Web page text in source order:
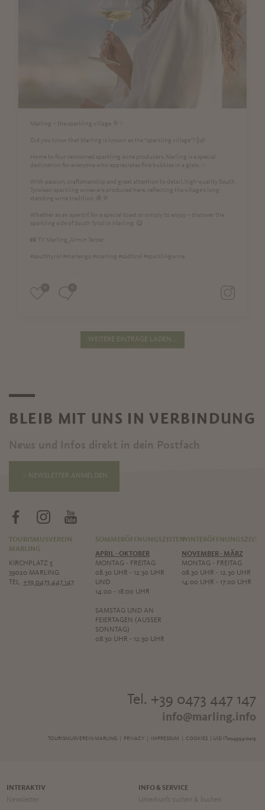
Marling – the sparkling village 🥂✨
Did you know that Marling is known as the “sparkling village”? 🍾🌿
Home to four renowned sparkling wine producers, Marling is a special
destination for everyone who appreciates fine bubbles in a glass. ✨
With passion, craftsmanship and great attention to detail, high-quality South
Tyrolean sparkling wines are produced here, reflecting the village’s long-
standing wine tradition. 🍇🥂
Whether as an aperitif, for a special toast or simply to enjoy – discover the
sparkling side of South Tyrol in Marling. 😋
📸 TV Marling_Armin Terzer
#southtyrol #marlengo #marling #südtirol #sparklingwine
WEITERE EINTRÄGE LADEN...
BLEIB MIT UNS IN VERBINDUNG
News und Infos direkt in dein Postfach
NEWSLETTER ANMELDEN
TOURISMUSVEREIN
MARLING
KIRCHPLATZ 5
39020 MARLING
TEL.+39 0473 447 147
SOMMERÖFFNUNGSZEITEN
APRIL - OKTOBER
MONTAG - FREITAG
08.30 UHR - 12:30 UHR
UND
14:00 - 18:00 UHR
SAMSTAG UND AN
FEIERTAGEN (AUSSER S
ONNTAG)
08:30 UHR - 12:30 UHR
NOVEMBER - MÄRZ
MONTAG - FREITAG
08.30 UHR - 12.30 UHR
14:00 UHR - 17:00 UHR
Tel. +39 0473 447 147
info@marling.info
TOURISMUSVEREIN MARLING | PRIVACY| IMPRESSUM COOKIES | UID IT00495410219
INTERAKTIV
Newsletter
INFO & SERVICE
Unterkunft suchen & buchen